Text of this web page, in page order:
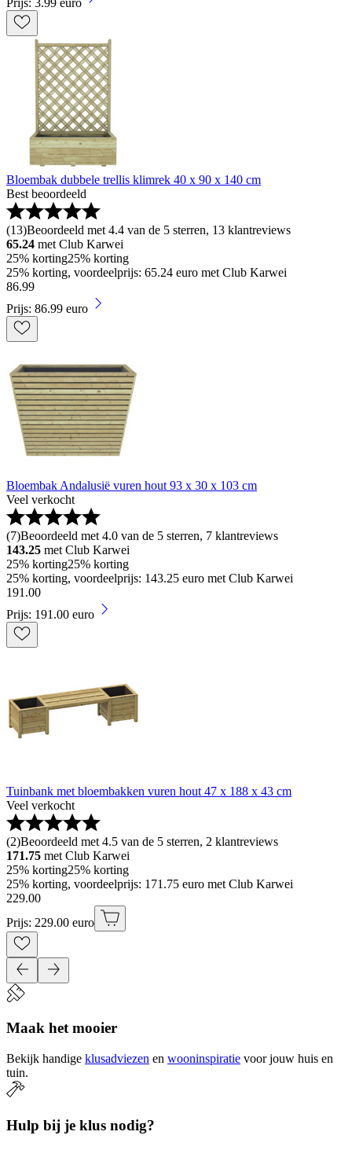
Bloembak dubbele trellis klimrek 40 x 90 x 140 cm
Best beoordeeld
(13)Beoordeeld met 4.4 van de 5 sterren, 13 klantreviews
65.24 met Club Karwei
25% korting25% korting
25% korting, voordeelprijs: 65.24 euro met Club Karwei
86.99
Prijs: 86.99 euro
Bloembak Andalusië vuren hout 93 x 30 x 103 cm
Veel verkocht
(7)Beoordeeld met 4.0 van de 5 sterren, 7 klantreviews
143.25 met Club Karwei
25% korting25% korting
25% korting, voordeelprijs: 143.25 euro met Club Karwei
191 .00
Prijs: 191.00 euro
Tuinbank met bloembakken vuren hout 47 x 188 x 43 cm
Veel verkocht
(2)Beoordeeld met 4.5 van de 5 sterren, 2 klantreviews
171.75 met Club Karwei
25% korting25% korting
25% korting, voordeelprijs: 171.75 euro met Club Karwei
229.00
Prijs: 229.00 euro
Maak het mooier
Bekijk handige klusadviezen en wooninspiratie voor jouw huis en
tuin.
Hulp bij je klus nodig?